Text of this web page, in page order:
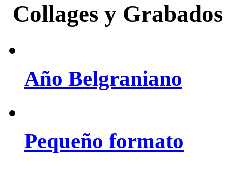
Collages y Grabados
Año Belgraniano
Pequeño formato